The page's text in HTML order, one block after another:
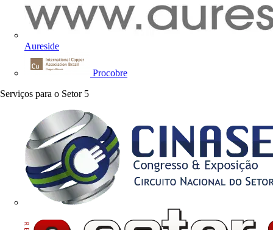
Aureside
Procobre
Serviços para o Setor 5